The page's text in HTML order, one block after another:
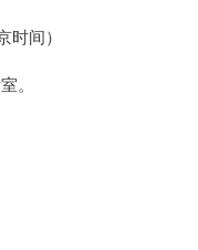
时间）
。